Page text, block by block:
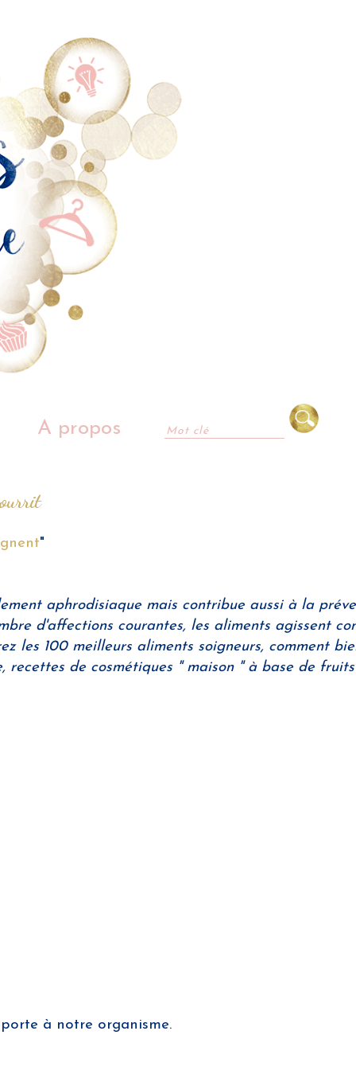
A propos
"
aphrodisiaque mais contribue aussi à la
d'affections courantes, les aliments agissent
les 100 meilleurs aliments soigneurs, comment
de cosmétiques " maison " à base de
à notre organisme.